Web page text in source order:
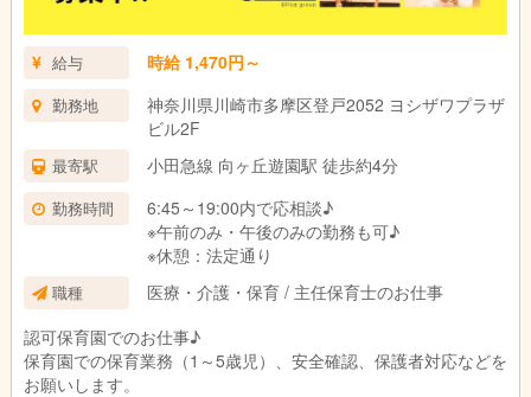
給与 時給 1,470円～
勤務地
神奈川県川崎市多摩区登戸2052 ヨシザワプラザ
ビル2F
最寄駅 小田急線 向ヶ丘遊園駅 徒歩約4分
勤務時間
6:45～19:00内で応相談♪
※午前のみ・午後のみの勤務も可♪
※休憩：法定通り
職種
医療・介護・保育 / 主任保育士のお仕事
認可保育園でのお仕事♪
保育園での保育業務（1～5歳児）、安全確認、保護者対応などを
お願いします。